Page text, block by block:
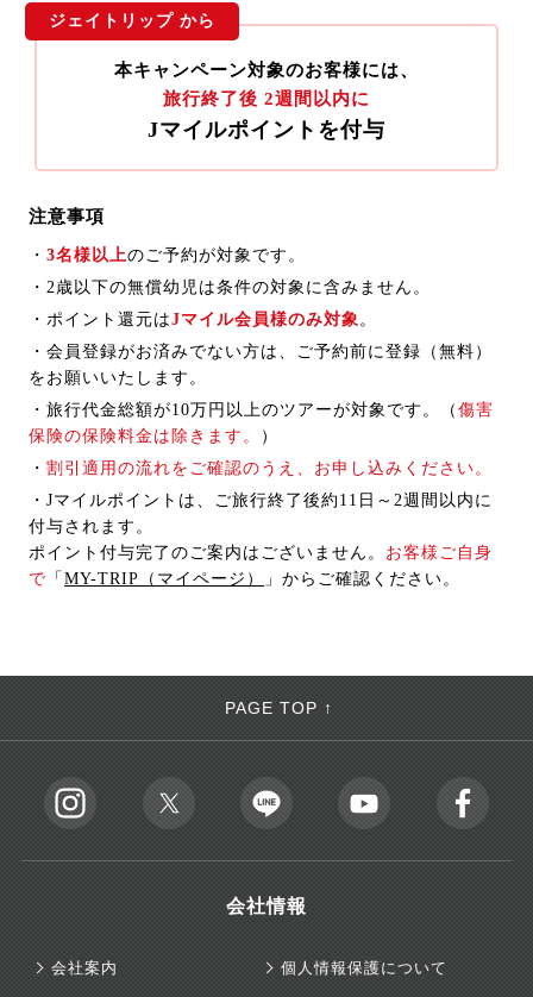
ジェイトリップ から
本キャンペーン対象のお客様には、
旅行終了後 2週間以内に
Jマイルポイントを付与
注意事項
・ 3名様以上のご予約が対象です。
・2歳以下の無償幼児は条件の対象に含みません。
・ポイント還元はJマイル会員様のみ対象 。
・会員登録がお済みでない方は、ご予約前に登録（無料）
をお願いいたします。
・旅行代金総額が10万円以上のツアーが対象です。（ 傷害
保険の保険料金は除きます。
）
・ 割引適用の流れをご確認のうえ、お申し込みください。
・Jマイルポイントは、ご旅行終了後約11日～2週間以内に
付与されます。
ポイント付与完了のご案内はございません。 お客様ご自身
で 「 MY-TRIP（マイページ） 」からご確認ください。
PAGE TOP ↑
会社情報
会社案内 個人情報保護について